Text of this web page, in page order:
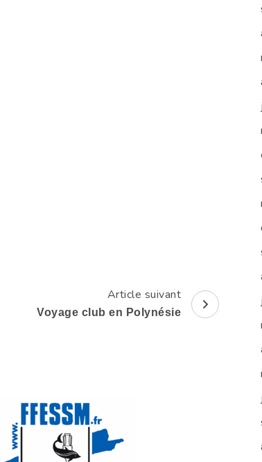
Article suivant
Voyage club en Polynésie